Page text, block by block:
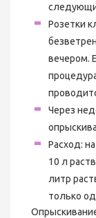
Розетки
вечером.
Через
Расход:
10 л
литр
только